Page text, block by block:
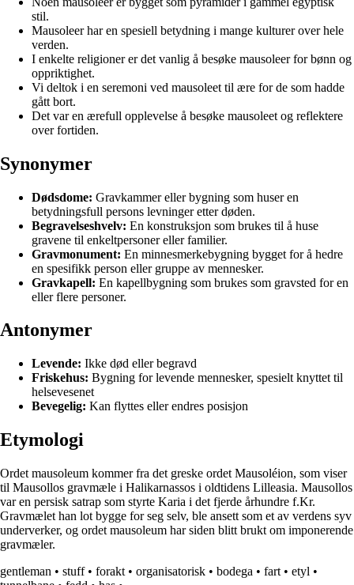
stil.
Mausoleer har en spesiell betydning i mange kulturer over hele
verden.
I enkelte religioner er det vanlig å besøke mausoleer for bønn og
oppriktighet.
Vi deltok i en seremoni ved mausoleet til ære for de som hadde
gått bort.
Det var en ærefull opplevelse å besøke mausoleet og reflektere
over fortiden.
Synonymer
Dødsdome: Gravkammer eller bygning som huser en
betydningsfull persons levninger etter døden.
Begravelseshvelv: En konstruksjon som brukes til å huse
gravene til enkeltpersoner eller familier.
Gravmonument: En minnesmerkebygning bygget for å hedre
en spesifikk person eller gruppe av mennesker.
Gravkapell: En kapellbygning som brukes som gravsted for en
eller flere personer.
Antonymer
Levende: Ikke død eller begravd
Friskehus: Bygning for levende mennesker, spesielt knyttet til
helsevesenet
Bevegelig: Kan flyttes eller endres posisjon
Etymologi
Ordet mausoleum kommer fra det greske ordet Mausoléion, som viser
til Mausollos gravmæle i Halikarnassos i oldtidens Lilleasia. Mausollos
var en persisk satrap som styrte Karia i det fjerde århundre f.Kr.
Gravmælet han lot bygge for seg selv, ble ansett som et av verdens syv
underverker, og ordet mausoleum har siden blitt brukt om imponerende
gravmæler.
gentleman • stuff• forakt • organisatorisk • bodega • fart • etyl •